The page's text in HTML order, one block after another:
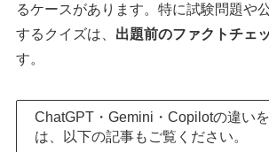
るケースがあります。特に試験問題や
するクイズは、 出題前のファクトチェ
す。
ChatGPT・Gemini・Copilotの違い
は、以下の記事もご覧ください。